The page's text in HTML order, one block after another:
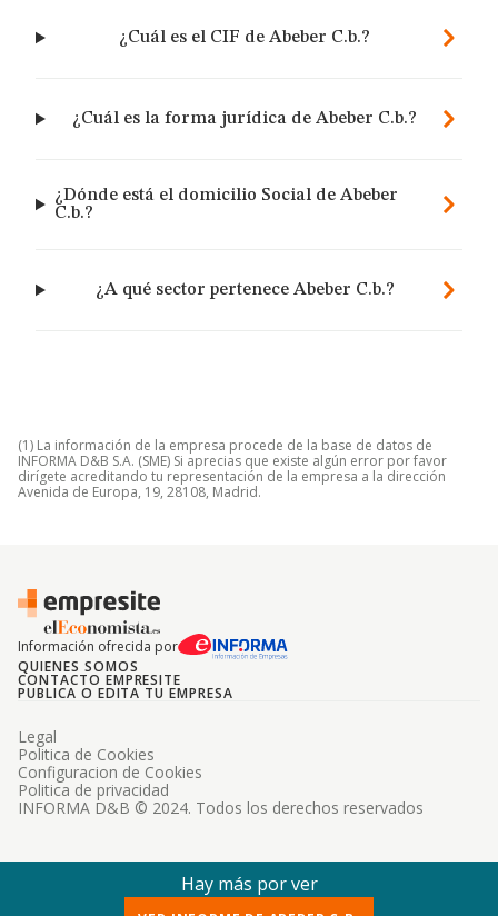
¿Cuál es el CIF de Abeber C.b.?
¿Cuál es la forma jurídica de Abeber C.b.?
¿Dónde está el domicilio Social de Abeber
C.b.?
¿A qué sector pertenece Abeber C.b.?
(1) La información de la empresa procede de la base de datos de
INFORMA D&B S.A. (SME) Si aprecias que existe algún error por favor
dirígete acreditando tu representación de la empresa a la dirección
Avenida de Europa, 19, 28108, Madrid.
Información ofrecida por
QUIENES SOMOS
CONTACTO EMPRESITE
PUBLICA O EDITA TU EMPRESA
INFORMA D&B © 2024. Todos los derechos reservados
Legal
Politica de Cookies
Configuracion de Cookies
Politica de privacidad
Hay más por ver